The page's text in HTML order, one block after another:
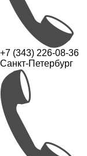
+7 (343) 226-08-36
Санкт-Петербург